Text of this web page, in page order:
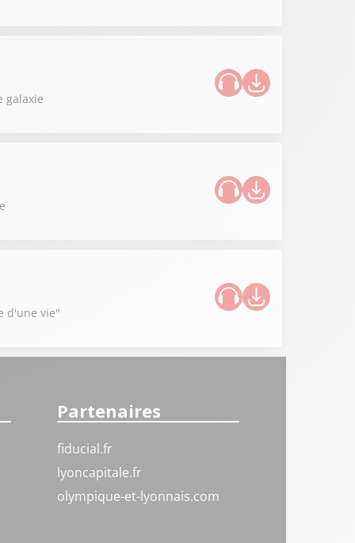
galaxie
d'une vie"
Partenaires
fiducial.fr
lyoncapitale.fr
olympique-et-lyonnais.com